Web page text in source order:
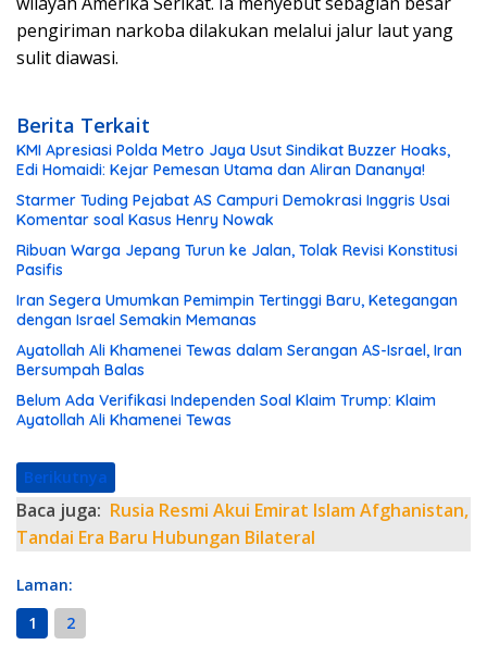
pengiriman narkoba dilakukan melalui jalur laut yang
sulit diawasi.
Berita Terkait
KMI Apresiasi Polda Metro Jaya Usut Sindikat Buzzer Hoaks,
Edi Homaidi: Kejar Pemesan Utama dan Aliran Dananya!
Starmer Tuding Pejabat AS Campuri Demokrasi Inggris Usai
Komentar soal Kasus Henry Nowak
Ribuan Warga Jepang Turun ke Jalan, Tolak Revisi Konstitusi
Pasifis
Iran Segera Umumkan Pemimpin Tertinggi Baru, Ketegangan
dengan Israel Semakin Memanas
Ayatollah Ali Khamenei Tewas dalam Serangan AS-Israel, Iran
Bersumpah Balas
Belum Ada Verifikasi Independen Soal Klaim Trump: Klaim
Ayatollah Ali Khamenei Tewas
Berikutnya
Baca juga: Rusia Resmi Akui Emirat Islam Afghanistan,
Tandai Era Baru Hubungan Bilateral
Laman:
1
2